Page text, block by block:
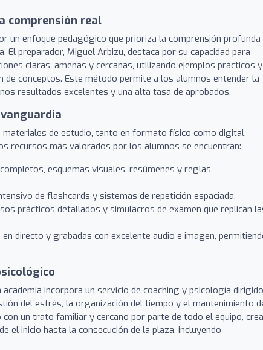
comprensión real
un enfoque pedagógico que prioriza la comprensión profunda
preparador, Miguel Arbizu, destaca por su capacidad para
claras, amenas y cercanas, utilizando ejemplos prácticos y
conceptos. Este método permite a los alumnos entender la
resultados excelentes y una alta tasa de aprobados.
de estudio, tanto en formato físico como digital,
recursos más valorados por los alumnos se encuentran:
esquemas visuales, resúmenes y reglas
de flashcards y sistemas de repetición espaciada.
prácticos detallados y simulacros de examen que replican
en directo y grabadas con excelente audio e imagen,
incorpora un servicio de coaching y psicología dirigido
del estrés, la organización del tiempo y el mantenimiento
un trato familiar y cercano por parte de todo el equipo,
el inicio hasta la consecución de la plaza, incluyendo